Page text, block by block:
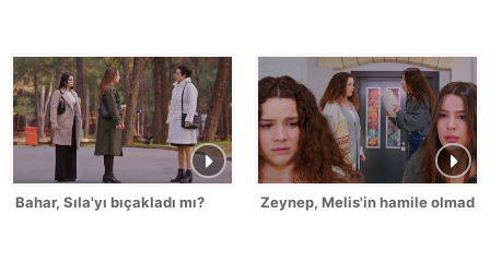
Bahar, Sıla'yı bıçakladı mı? Zeynep, Melis'in hamile